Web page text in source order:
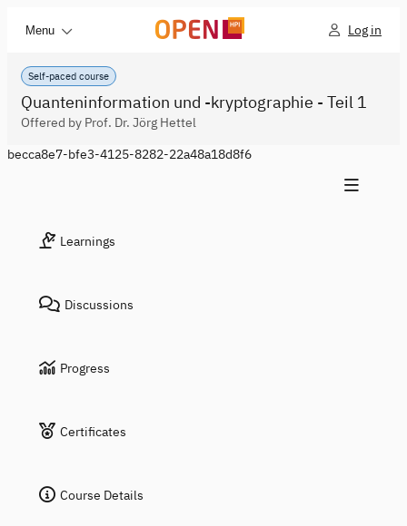
Menu Log in
Self-paced course
Quanteninformation und -kryptographie - Teil 1
Offered by Prof. Dr. Jörg Hettel
becca8e7-bfe3-4125-8282-22a48a18d8f6
Learnings
Discussions
Progress
Certificates
Course Details